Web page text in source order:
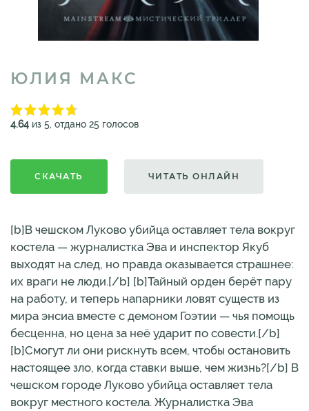
ЮЛИЯ МАКС
4.64 из 5, отдано 25 голосов
СКАЧАТЬ ЧИТАТЬ ОНЛАЙН
[b]В чешском Луково убийца оставляет тела вокруг
костела — журналистка Эва и инспектор Якуб
выходят на след, но правда оказывается страшнее:
их враги не люди.[/b] [b]Тайный орден берёт пару
на работу, и теперь напарники ловят существ из
мира энсиа вместе с демоном Гоэтии — чья помощь
бесценна, но цена за неё ударит по совести.[/b]
[b]Смогут ли они рискнуть всем, чтобы остановить
настоящее зло, когда ставки выше, чем жизнь?[/b] В
чешском городе Луково убийца оставляет тела
вокруг местного костела. Журналистка Эва